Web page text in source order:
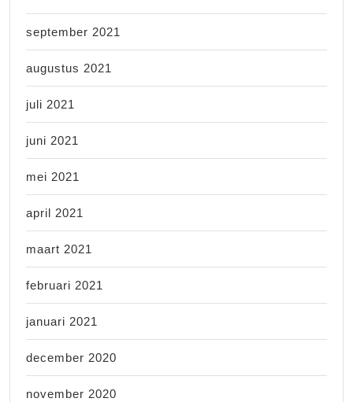
september 2021
augustus 2021
juli 2021
juni 2021
mei 2021
april 2021
maart 2021
februari 2021
januari 2021
december 2020
november 2020